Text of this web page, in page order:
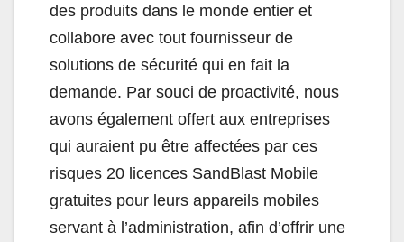
des produits dans le monde entier et
collabore avec tout fournisseur de
solutions de sécurité qui en fait la
demande. Par souci de proactivité, nous
avons également offert aux entreprises
qui auraient pu être affectées par ces
risques 20 licences SandBlast Mobile
gratuites pour leurs appareils mobiles
servant à l’administration, afin d’offrir une